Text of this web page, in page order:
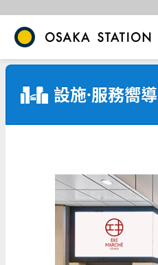
設施·服務嚮導